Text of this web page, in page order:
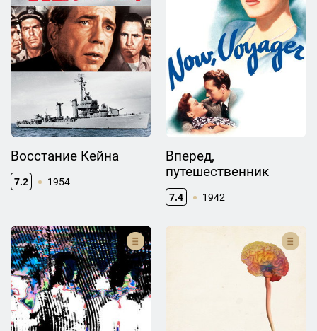
Восстание Кейна
7.2 1954
Вперед,
путешественник
7.4 1942